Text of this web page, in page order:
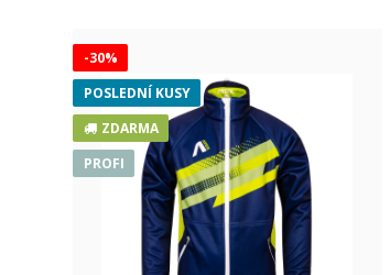
-30%
POSLEDNÍ KUSY
ZDARMA
PROFI